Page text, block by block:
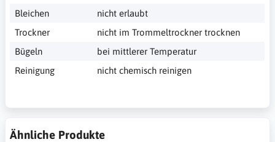
Bleichen
nicht erlaubt
Trockner
nicht im Trommeltrockner trocknen
Bügeln
bei mittlerer Temperatur
Reinigung
nicht chemisch reinigen
Ähnliche Produkte